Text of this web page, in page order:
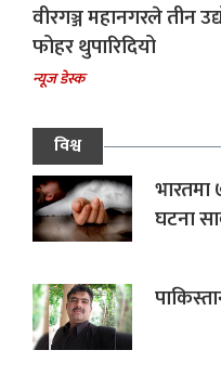
वीरगञ्ज महानगरले तीन
फोहर थुपारिदियो
न्यूज डेस्क
विश्व
घटना